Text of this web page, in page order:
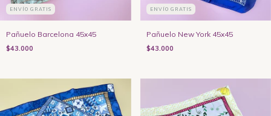
ENVÍO GRATIS
Pañuelo Barcelona 45x45
$43.000
ENVÍO GRATIS
Pañuelo New York 45x45
$43.000